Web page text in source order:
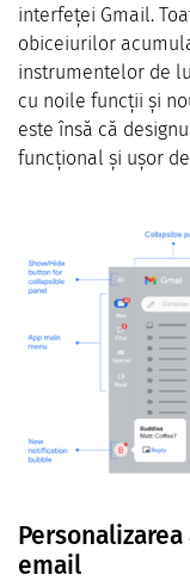
interfeței Gmail.
obiceiurilor
instrumentelor de
cu noile funcții și
este însă că
funcțional și ușor
email